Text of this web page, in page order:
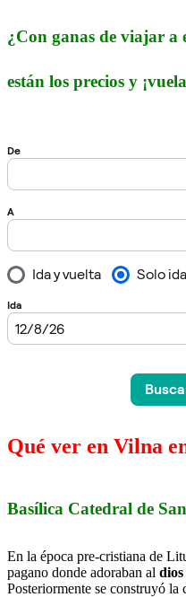
¿Con ganas de viajar a
están los precios y
Qué ver en Vilna
Basílica Catedral de
En la época pre-cristiana de
pagano donde adoraban al
Posteriormente se construyó